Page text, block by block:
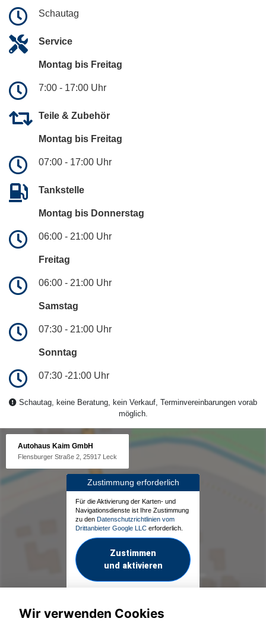
Schautag
Service
Montag bis Freitag
7:00 - 17:00 Uhr
Teile & Zubehör
Montag bis Freitag
07:00 - 17:00 Uhr
Tankstelle
Montag bis Donnerstag
06:00 - 21:00 Uhr
Freitag
06:00 - 21:00 Uhr
Samstag
07:30 - 21:00 Uhr
Sonntag
07:30 -21:00 Uhr
Schautag, keine Beratung, kein Verkauf, Terminvereinbarungen vorab
möglich.
Autohaus Kaim GmbH
Flensburger Straße 2, 25917 Leck
Zustimmung erforderlich
Für die Aktivierung der Karten- und
Navigationsdienste ist Ihre Zustimmung
zu den Datenschutzrichtlinien vom
Drittanbieter Google LLC erforderlich.
Zustimmen
und aktivieren
Wir verwenden Cookies